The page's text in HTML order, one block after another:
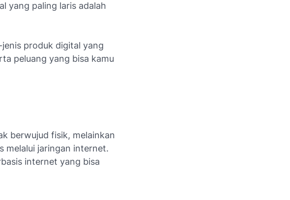
yang paling laris adalah
produk digital yang
peluang yang bisa kamu
berwujud fisik, melainkan
melalui jaringan internet.
internet yang bisa